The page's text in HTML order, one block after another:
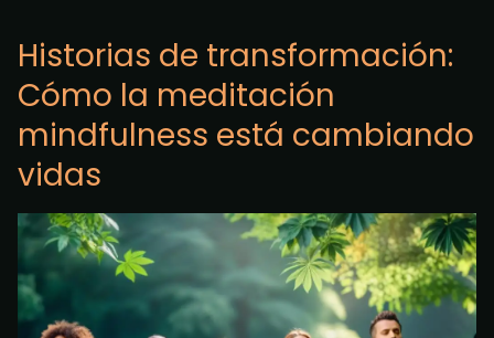
Historias de transformación:
Cómo la meditación
mindfulness está cambiando
vidas